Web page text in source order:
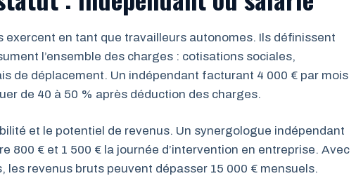
exercent en tant que travailleurs autonomes. Ils définissent
l’ensemble des charges : cotisations sociales,
de déplacement. Un indépendant facturant 4 000 € par mois
de 40 à 50 % après déduction des charges.
et le potentiel de revenus. Un synergologue indépendant
800 € et 1 500 € la journée d’intervention en entreprise. Avec
les revenus bruts peuvent dépasser 15 000 € mensuels.